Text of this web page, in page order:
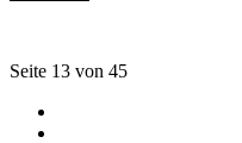
Seite 13 von 45